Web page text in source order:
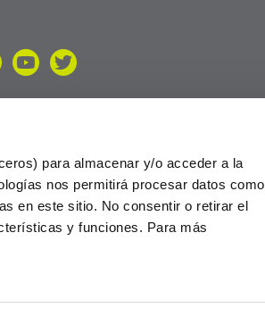
para almacenar y/o acceder a la
nos permitirá procesar datos como
en este sitio. No consentir o retirar el
y funciones. Para más